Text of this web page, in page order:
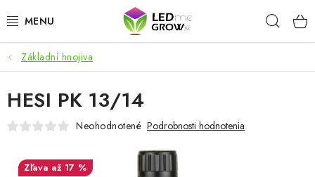
na
AKCIE
LED OSVETLENIE PRE RASTLINY
PESTOVATEĽSKÉ POTREBY
PRE AKVÁRIA
Základní hnojiva
HESI PK 13/14
Neohodnotené Podrobnosti hodnotenia
až 17 %